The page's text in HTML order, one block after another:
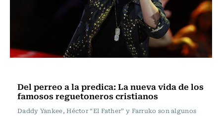
Del perreo a la predica: La nueva vida de los
famosos reguetoneros cristianos
Daddy Yankee, Héctor “El Father” y Farruko son algunos